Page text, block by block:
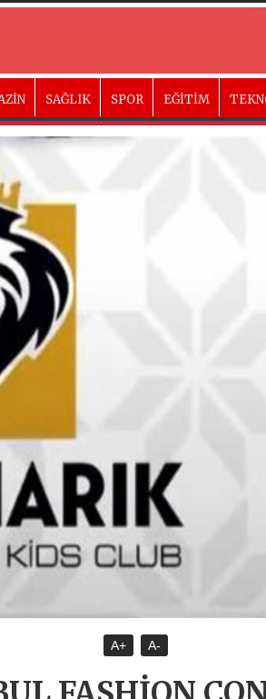
SAĞLIK SPOR EĞİTİM
A+ A-